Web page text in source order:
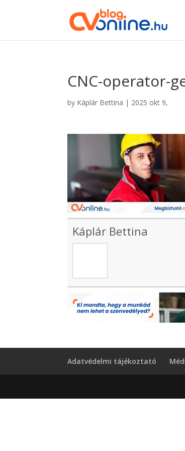
CNC-operator-
by Káplár Bettina | 2025 okt 9,
Káplár Bettina
Adatvédelmi tájékoztató